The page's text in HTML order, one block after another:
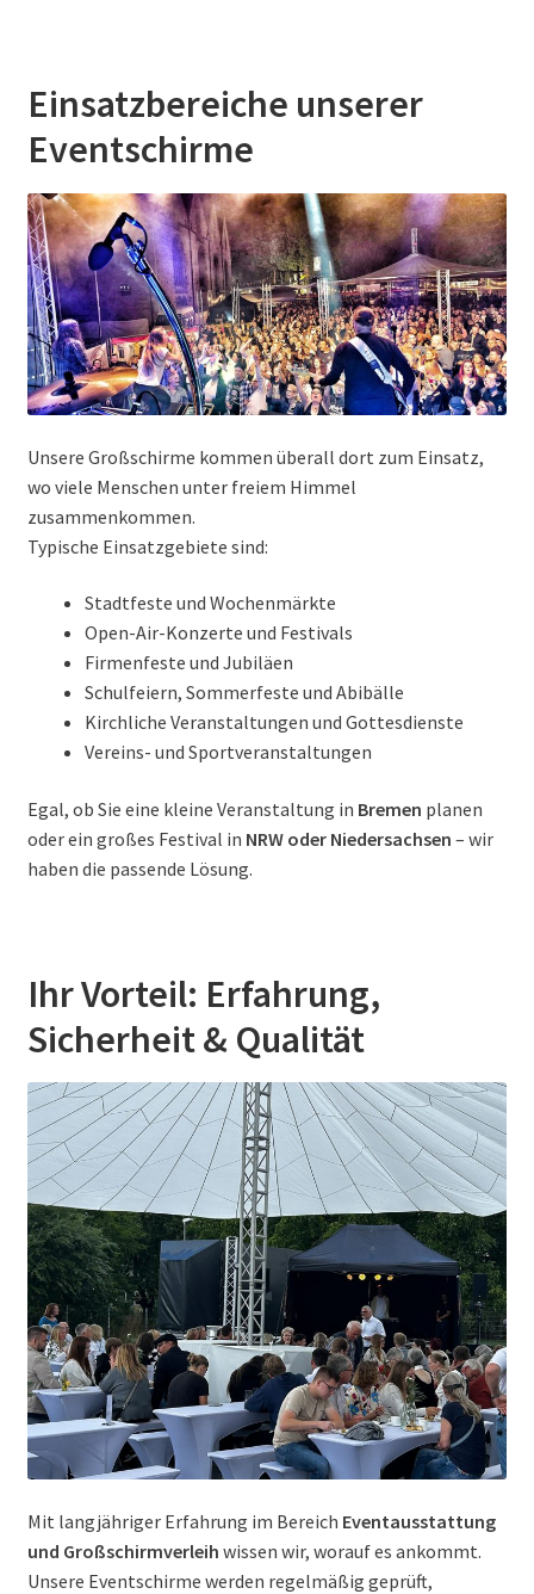
Einsatzbereiche unserer
Eventschirme
Unsere Großschirme kommen überall dort zum Einsatz,
wo viele Menschen unter freiem Himmel
zusammenkommen.
Typische Einsatzgebiete sind:
Stadtfeste und Wochenmärkte
Open-Air-Konzerte und Festivals
Firmenfeste und Jubiläen
Schulfeiern, Sommerfeste und Abibälle
Kirchliche Veranstaltungen und Gottesdienste
Vereins- und Sportveranstaltungen
Egal, ob Sie eine kleine Veranstaltung in Bremen planen
oder ein großes Festival in NRW oder Niedersachsen – wir
haben die passende Lösung.
Ihr Vorteil: Erfahrung,
Sicherheit & Qualität
Mit langjähriger Erfahrung im Bereich Eventausstattung
und Großschirmverleih wissen wir, worauf es ankommt.
Unsere Eventschirme werden regelmäßig geprüft,